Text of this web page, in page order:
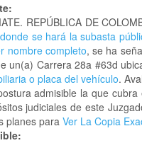
REPÚBLICA DE
se hará la subasta
nombre completo, se ha
un(a) Carrera 28a #63d
o placa del vehículo.
admisible la que
judiciales de este
planes para Ver La Copia